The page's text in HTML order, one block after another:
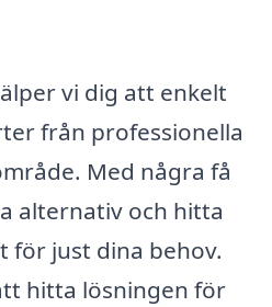
vi dig att enkelt
från professionella
Med några få
alternativ och hitta
för just dina behov.
hitta lösningen för